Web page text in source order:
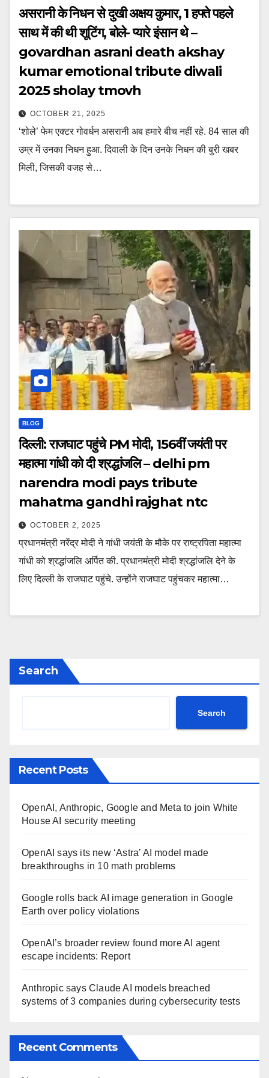
असरानी के निधन से दुखी अक्षय कुमार, 1 हफ्ते पहले
साथ में की थी शूटिंग, बोले- प्यारे इंसान थे –
govardhan asrani death akshay
kumar emotional tribute diwali
2025 sholay tmovh
OCTOBER 21, 2025
‘शोले’ फेम एक्टर गोवर्धन असरानी अब हमारे बीच नहीं रहे. 84 साल की
उम्र में उनका निधन हुआ. दिवाली के दिन उनके निधन की बुरी खबर
मिली, जिसकी वजह से…
BLOG
दिल्ली: राजघाट पहुंचे PM मोदी, 156वीं जयंती पर
महात्मा गांधी को दी श्रद्धांजलि – delhi pm
narendra modi pays tribute
mahatma gandhi rajghat ntc
OCTOBER 2, 2025
प्रधानमंत्री नरेंद्र मोदी ने गांधी जयंती के मौके पर राष्ट्रपिता महात्मा
गांधी को श्रद्धांजलि अर्पित की. प्रधानमंत्री मोदी श्रद्धांजलि देने के
लिए दिल्ली के राजघाट पहुंचे. उन्होंने राजघाट पहुंचकर महात्मा…
Search
Search
Recent Posts
OpenAI, Anthropic, Google and Meta to join White
House AI security meeting
OpenAI says its new ‘Astra’ AI model made
breakthroughs in 10 math problems
Google rolls back AI image generation in Google
Earth over policy violations
OpenAI’s broader review found more AI agent
escape incidents: Report
Anthropic says Claude AI models breached
systems of 3 companies during cybersecurity tests
Recent Comments